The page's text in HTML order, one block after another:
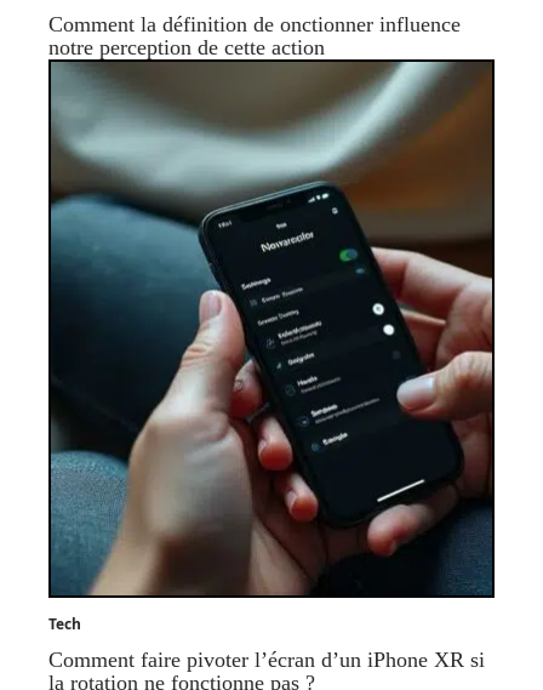
Comment la définition de onctionner influence
notre perception de cette action
Tech
Comment faire pivoter l’écran d’un iPhone XR si
la rotation ne fonctionne pas ?